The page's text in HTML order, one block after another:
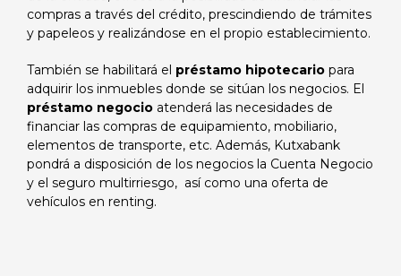
compras a través del crédito, prescindiendo de trámites
y papeleos y realizándose en el propio establecimiento.
También se habilitará el préstamo hipotecario para
adquirir los inmuebles donde se sitúan los negocios. El
préstamo negocio atenderá las necesidades de
financiar las compras de equipamiento, mobiliario,
elementos de transporte, etc. Además, Kutxabank
pondrá a disposición de los negocios la Cuenta Negocio
y el seguro multirriesgo, así como una oferta de
vehículos en renting.